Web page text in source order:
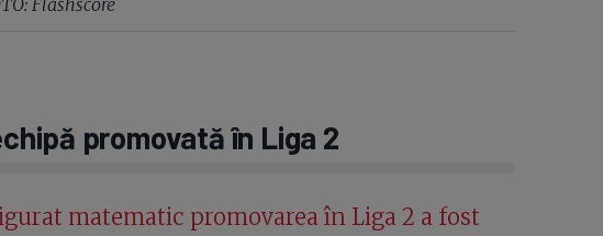
promovată în Liga 2
matematic promovarea în Liga 2 a fost